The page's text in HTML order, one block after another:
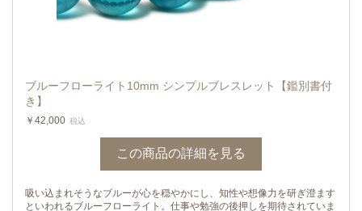
ブルーフローライト10mm シンプルブレスレット【鑑別書付
き】
￥42,000 税込
この商品の詳細を見る
吸い込まれそうなブルーが心を穏やかにし、知性や想像力を研ぎ澄ます
といわれるブルーフローライト。仕事や勉強の後押しを期待されていま